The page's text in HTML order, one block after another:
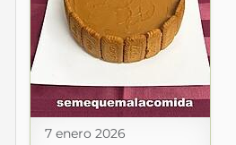
7 enero 2026